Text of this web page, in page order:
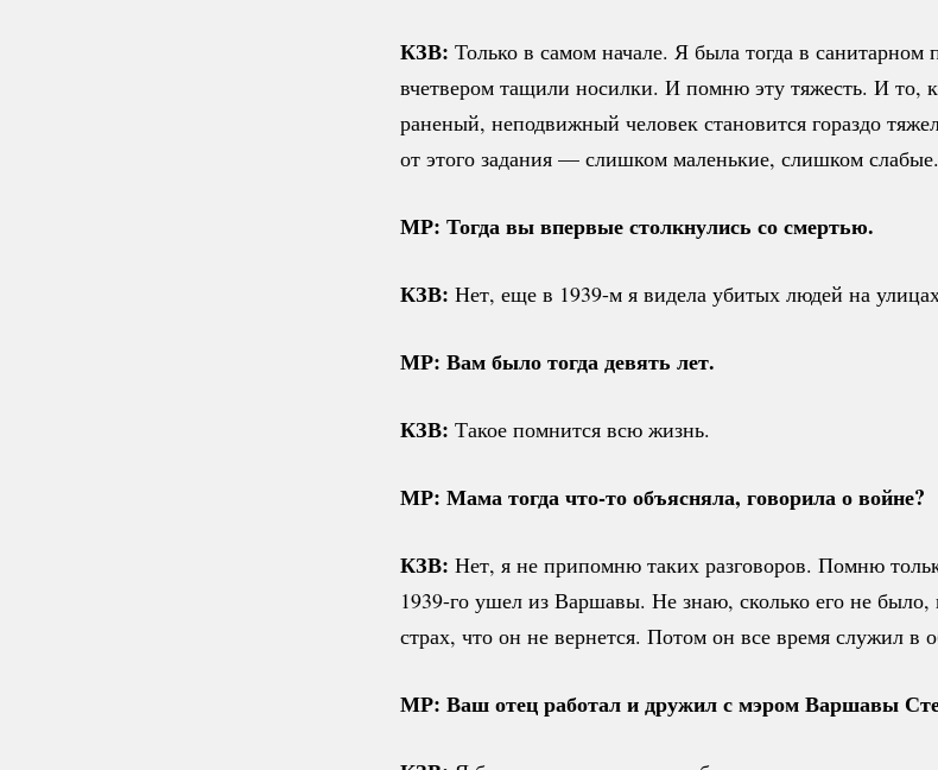
КЗВ: Только в самом начале. Я была тогда в
вчетвером тащили носилки. И помню эту тяжесть. И то,
раненый, неподвижный человек становится гораздо
от этого задания — слишком маленькие, слишком слабые.
МР: Тогда вы впервые столкнулись со смертью.
КЗВ: Нет, еще в 1939-м я видела убитых людей на
МР: Вам было тогда девять лет.
КЗВ: Такое помнится всю жизнь.
МР: Мама тогдачто-тообъясняла, говорила о войне?
КЗВ: Нет, я не припомню таких разговоров. Помню
1939-го ушел из Варшавы. Не знаю, сколько его не
страх, что он не вернется. Потом он все время служил в
МР: Ваш отец работал и дружил с мэром Варшавы